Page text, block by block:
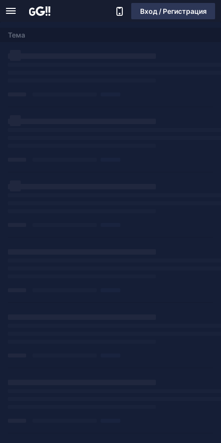
Вход / Регистрация
Тема